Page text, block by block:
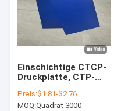
Einschichtige CTCP-
Druckplatte, CTP-
CTP-Druckplatten
Preis:$1.81-$2.76
MOQ:Quadrat 3000